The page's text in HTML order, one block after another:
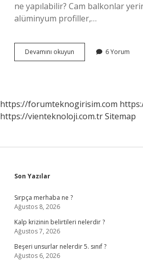
ne yapılabilir? Cam balkonlar
alüminyum profiller,…
Devamını okuyun
Çeşitleri
6 Yorum
https://forumteknogirisim.com
https://vienteknoloji.com.trSitemap
Sidebar
Son Yazılar
Sırpça merhaba ne ?
Ağustos 8, 2026
Kalp krizinin belirtileri nelerdir ?
Ağustos 7, 2026
Beşeri unsurlar nelerdir 5. sınıf ?
Ağustos 6, 2026